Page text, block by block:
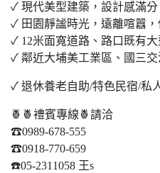
✓ 現代美型建築，設計感滿分
✓ 田園靜謐時光，遠離喧囂
✓ 12米面寬道路、路口既有
✓ 鄰近大埔美工業區、國三
✓ 退休養老自助/特色民宿/私
🍍🍍禮賓專線🍍請洽
☎0989-678-555
☎0918-770-659
☎️05-2311058 王s